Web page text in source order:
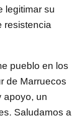
legitimar su
resistencia
pueblo en los
de Marruecos
apoyo, un
Saludamos a